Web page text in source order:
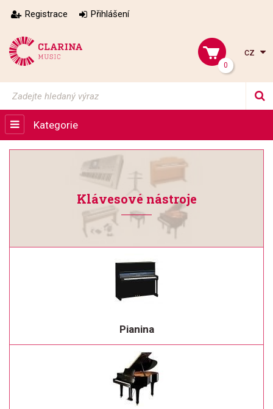
Registrace Přihlášení
0
cz
Kategorie
Klávesové nástroje
Pianina